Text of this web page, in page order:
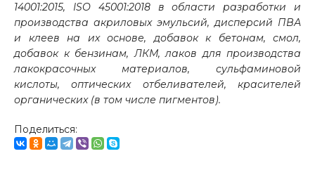
14001:2015, ISO 45001:2018 в области разработки и
производства акриловых эмульсий, дисперсий ПВА
и клеев на их основе, добавок к бетонам, смол,
добавок к бензинам, ЛКМ, лаков для производства
лакокрасочных материалов, сульфаминовой
кислоты, оптических отбеливателей, красителей
органических (в том числе пигментов).
Поделиться: